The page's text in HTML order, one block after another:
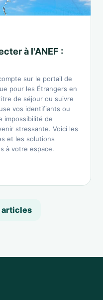
à l'ANEF :
sur le portail de
pour les Étrangers en
de séjour ou suivre
vos identifiants ou
impossibilité de
stressante. Voici les
et les solutions
à votre espace.
articles